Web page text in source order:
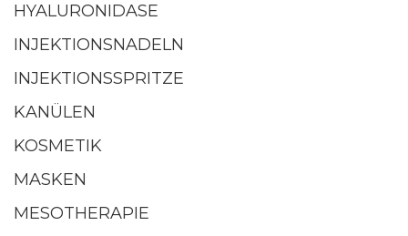
HYALURONIDASE
INJEKTIONSNADELN
INJEKTIONSSPRITZE
KANÜLEN
KOSMETIK
MASKEN
MESOTHERAPIE